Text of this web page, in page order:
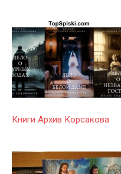
Книги Архив Корсакова